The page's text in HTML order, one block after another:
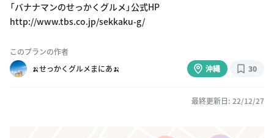
「バナナマンのせっかくグルメ」公式HP
http://www.tbs.co.jp/sekkaku-g/
このプランの作者
🍌せっかくグルメまにあ🍌
沖縄 30
最終更新日: 22/12/27